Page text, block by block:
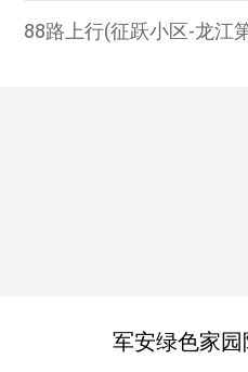
88路上行(征跃小区-龙江
军安绿色家